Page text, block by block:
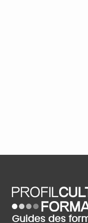
Guides des